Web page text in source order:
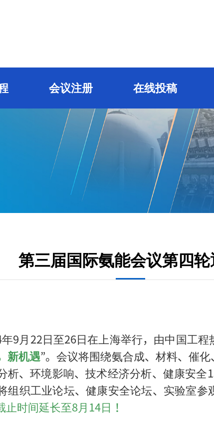
会议注册 在线投稿
第三届国际氨能会议第四
年9月22日至26日在上海举行，由中国工
新机遇”。会议将围绕氨合成、材料、催
析、环境影响、技术经济分析、健康安
组织工业论坛、健康安全论坛、实验室
止时间延长至8月14日！